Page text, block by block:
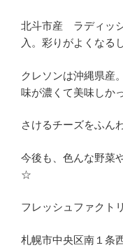
北斗市産 ラディッ
入。彩りがよくなる
クレソンは沖縄県産
味が濃くて美味しか
さけるチーズをふん
今後も、色んな野菜
☆
フレッシュファク
札幌市中央区南１条